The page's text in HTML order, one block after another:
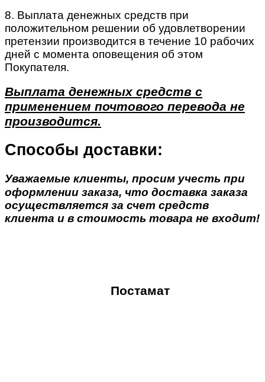
8. Выплата денежных средств при
положительном решении об удовлетворении
претензии производится в течение 10 рабочих
дней с момента оповещения об этом
Покупателя.
Выплата денежных средств с
применением почтового перевода не
производится.
Способы доставки:
Уважаемые клиенты, просим учесть при
оформлении заказа, что доставка заказа
осуществляется за счет средств
клиента и в стоимость товара не входит!
Постамат